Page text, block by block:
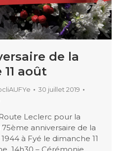
de la
août
30 juillet 2019
Leclerc pour la
anniversaire de la
à Fyé le dimanche 11